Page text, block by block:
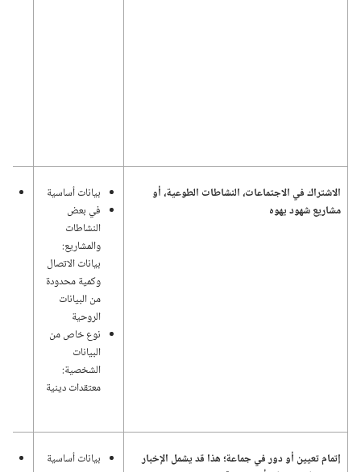
الاشتراك في الاجتماعات،‏ النشاطات الطوعية،‏ أو
مشاريع شهود يهوه
بيانات أساسية
في بعض
النشاطات
والمشاريع:‏
بيانات الاتصال
وكمية محدودة
من البيانات
الروحية
نوع خاص من
البيانات
الشخصية:‏
معتقدات دينية
إتمام تعيين أو دور في جماعة؛‏ هذا قد يشمل الإخبار
بيانات أساسية